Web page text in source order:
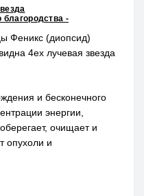
благородства -
Феникс (диопсид)
4ех лучевая звезда
и бесконечного
энергии,
очищает и
опухоли и